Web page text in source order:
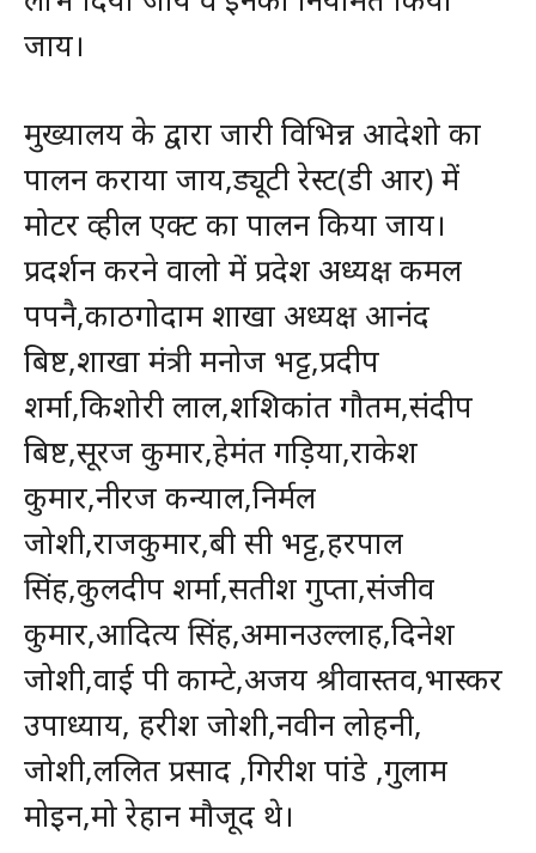
जाय।
मुख्यालय के द्वारा जारी विभिन्न आदेशो का
पालन कराया जाय,ड्यूटी रेस्ट(डी आर) में
मोटर व्हील एक्ट का पालन किया जाय।
प्रदर्शन करने वालो में प्रदेश अध्यक्ष कमल
पपनै,काठगोदाम शाखा अध्यक्ष आनंद
बिष्ट,शाखा मंत्री मनोज भट्ट,प्रदीप
शर्मा,किशोरी लाल,शशिकांत गौतम,संदीप
बिष्ट,सूरज कुमार,हेमंत गड़िया,राकेश
कुमार,नीरज कन्याल,निर्मल
जोशी,राजकुमार,बी सी भट्ट,हरपाल
सिंह,कुलदीप शर्मा,सतीश गुप्ता,संजीव
कुमार,आदित्य सिंह,अमानउल्लाह,दिनेश
जोशी,वाई पी काम्टे,अजय श्रीवास्तव,भास्कर
उपाध्याय, हरीश जोशी,नवीन लोहनी,
जोशी,ललित प्रसाद ,गिरीश पांडे ,गुलाम
मोइन,मो रेहान मौजूद थे।